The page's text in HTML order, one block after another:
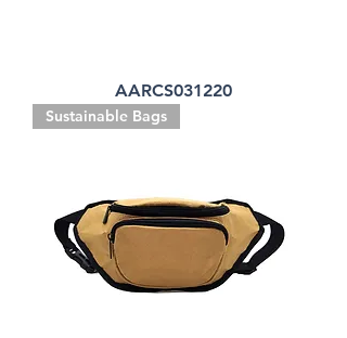
AARCS031220
Sustainable Bags